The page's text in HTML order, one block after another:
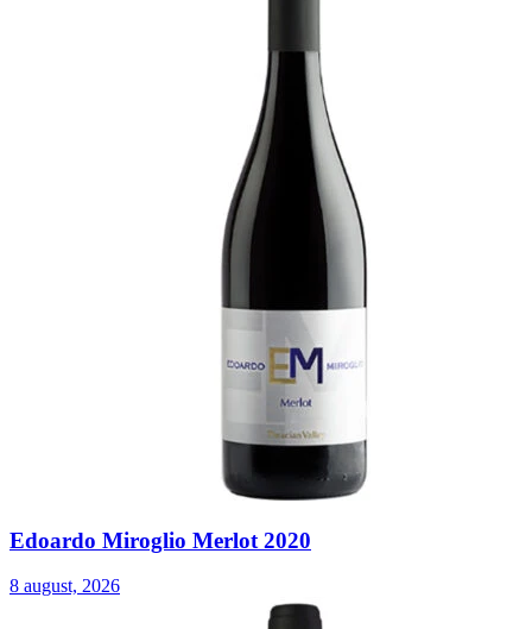
Edoardo Miroglio Merlot 2020
8 august, 2026